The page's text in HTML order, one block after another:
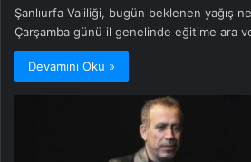
Şanlıurfa Valiliği, bugün beklenen yağış
Çarşamba günü il genelinde eğitime ara
Devamını Oku »